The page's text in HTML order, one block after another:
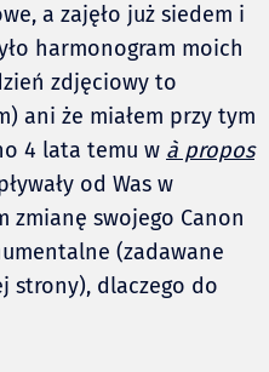
a zajęło już siedem i
harmonogram moich
zdjęciowy to
ani że miałem przy tym
4 lata temu w à propos
od Was w
zmianę swojego Canon
(zadawane
strony), dlaczego do